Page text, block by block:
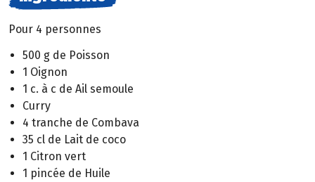
Pour 4 personnes
500 g de Poisson
1 Oignon
1 c. à c de Ail semoule
Curry
4 tranche de Combava
35 cl de Lait de coco
1 Citron vert
1 pincée de Huile